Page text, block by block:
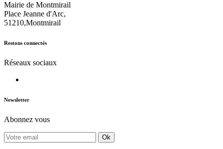
Mairie de Montmirail
Place Jeanne d'Arc,
51210,Montmirail
Restons connectés
Réseaux sociaux
Newsletter
Abonnez vous
Ok